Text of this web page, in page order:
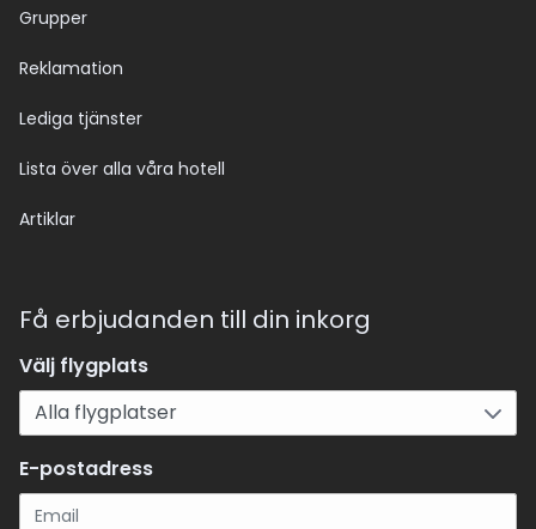
Grupper
Reklamation
Lediga tjänster
Lista över alla våra hotell
Artiklar
Få erbjudanden till din inkorg
Välj flygplats
E-postadress